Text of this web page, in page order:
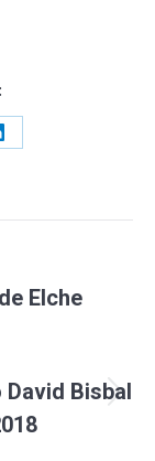
Elche
Bisbal